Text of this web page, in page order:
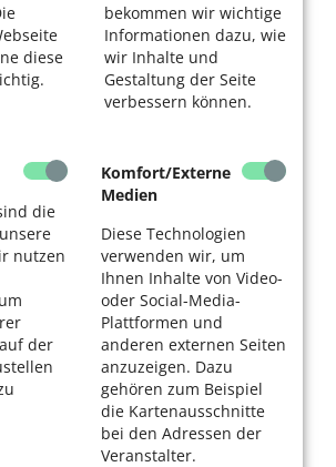
diese
bekommen wir wichtige
Informationen dazu, wie
wir Inhalte und
Gestaltung der Seite
verbessern können.
die
nutzen
der
Komfort/Externe
Medien
Diese Technologien
verwenden wir, um
Ihnen Inhalte von Video-
oder Social-Media-
Plattformen und
anderen externen Seiten
anzuzeigen. Dazu
gehören zum Beispiel
die Kartenausschnitte
bei den Adressen der
Veranstalter.
„Wenn die Rente